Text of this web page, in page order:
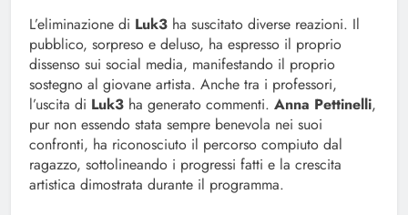
L’eliminazione di Luk3 ha suscitato diverse reazioni. Il
pubblico, sorpreso e deluso, ha espresso il proprio
dissenso sui social media, manifestando il proprio
sostegno al giovane artista. Anche tra i professori,
l’uscita di Luk3 ha generato commenti. Anna Pettinelli,
pur non essendo stata sempre benevola nei suoi
confronti, ha riconosciuto il percorso compiuto dal
ragazzo, sottolineando i progressi fatti e la crescita
artistica dimostrata durante il programma.